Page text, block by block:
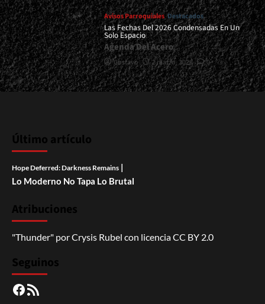
Avisos Parroquiales Destacados
Las Fechas Del 2026 Condensadas En Un
Solo Espacio
Agenda Del Acero
Gustavo 2 marzo, 2026 0
Último artículo
Hope Deferred: Darkness Remains |
Lo Moderno No Tapa Lo Brutal
Atribuciones
"Thunder" porCrysis Rubel con licenciaCC BY 2.0
Seguinos
Facebook
RSS